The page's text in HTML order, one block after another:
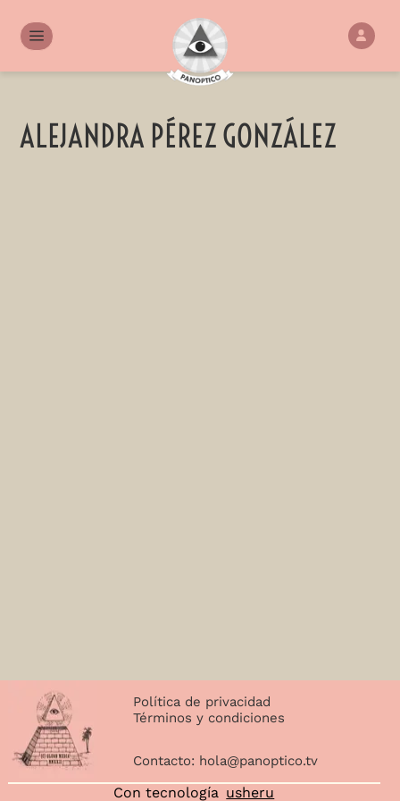
ALEJANDRA PÉREZ GONZÁLEZ
Política de privacidad
Términos y condiciones
Contacto: hola@panoptico.tv
Con tecnología usheru